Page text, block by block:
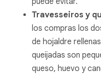
Travesseiros y
los compras los
de hojaldre
queijadas son
queso, huevo y